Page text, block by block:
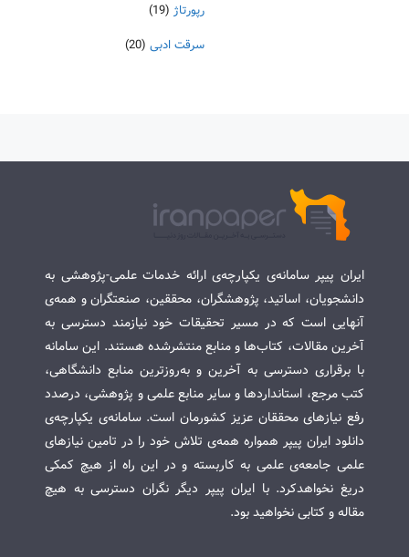
رپورتاژ (19)
سرقت ادبی (20)
ایران پیپر سامانه‌ی یکپارچه‌ی ارائه خدمات علمی-پژوهشی به
دانشجویان، اساتید، پژوهشگران، محققین، صنعتگران و همه‌ی
آنهایی است که در مسیر تحقیقات خود نیازمند دسترسی به
آخرین مقالات، کتاب‌ها و منابع منتشرشده هستند. این سامانه
با برقراری دسترسی به آخرین و به‌روزترین منابع دانشگاهی،
کتب مرجع، استانداردها و سایر منابع علمی و پژوهشی، درصدد
رفع نیازهای محققان عزیز کشورمان است. سامانه‌ی یکپارچه‌ی
دانلود ایران پیپر همواره همه‌ی تلاش خود را در تامین نیازهای
علمی جامعه‌ی علمی به کاربسته و در این راه از هیچ کمکی
دریغ نخواهدکرد. با ایران پیپر دیگر نگران دسترسی به هیچ
مقاله و کتابی نخواهید بود.